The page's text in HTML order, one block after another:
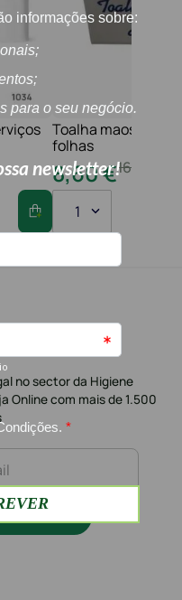
Toalha maos 2f
folhas
16
8,60€
1
no sector da Higiene
Online com mais de 1.500